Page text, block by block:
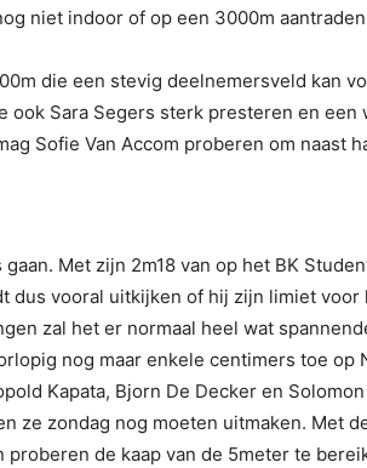
niet indoor of op een 3000m
die een stevig deelnemersveld kan
Sara Segers sterk presteren en
Sofie Van Accom proberen om naast
Met zijn 2m18 van op het BK
dus vooral uitkijken of hij zijn limiet voor
zal het er normaal heel wat
nog maar enkele centimers toe op
Kapata, Bjorn De Decker en
ze zondag nog moeten uitmaken. Met
de kaap van de 5meter te